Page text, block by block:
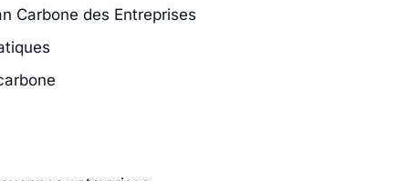
Carbone des Entreprises